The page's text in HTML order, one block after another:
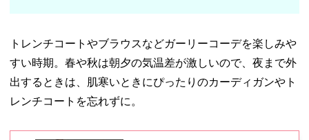
トレンチコートやブラウスなどガーリーコーデを楽しみや
すい時期。春や秋は朝夕の気温差が激しいので、夜まで外
出するときは、肌寒いときにぴったりのカーディガンやト
レンチコートを忘れずに。